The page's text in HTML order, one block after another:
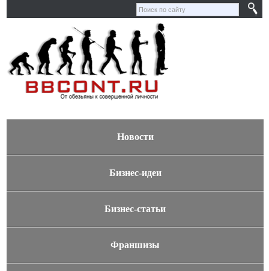
Новости
Бизнес-идеи
Бизнес-статьи
Франшизы